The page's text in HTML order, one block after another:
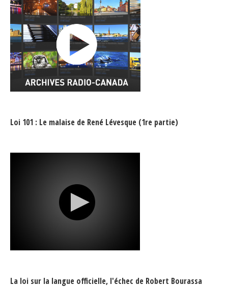
Loi 101 : Le malaise de René Lévesque (1re partie)
La loi sur la langue officielle, l'échec de Robert Bourassa